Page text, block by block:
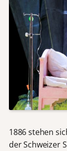
1886 stehen
der Schweizer